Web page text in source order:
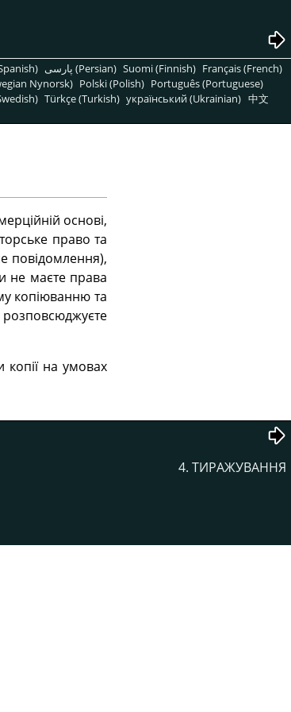
پارسی (Persian) Suomi (Finnish) Français (French)
Nynorsk) Polski (Polish) Português (Portuguese)
Türkçe (Turkish) український (Ukrainian) 中文
основі,
право та
повідомлення),
не маєте права
копіюванню та
на умовах
4. ТИРАЖУВАННЯ